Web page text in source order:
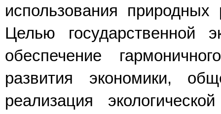
использования
Целью государственной
обеспечение
развития экономики,
реализация